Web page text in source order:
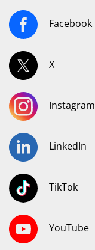
Facebook
X
Instagram
LinkedIn
TikTok
YouTube